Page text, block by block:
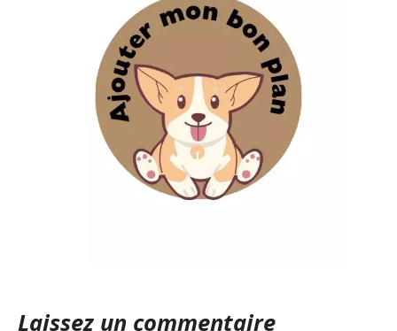
Laissez un commentaire